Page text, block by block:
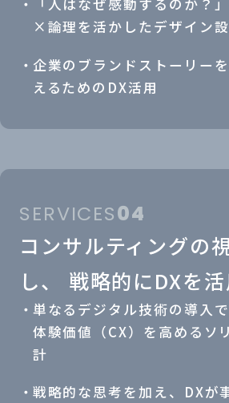
「人はなぜ感動するのか？
×論理を活かしたデザイン
企業のブランドストーリー
えるためのDX活用
SERVICES04
コンサルティングの
し、
戦略的にDXを活
単なるデジタル技術の導入
体験価値（CX）を高めるソ
計
戦略的な思考を加え、DXが